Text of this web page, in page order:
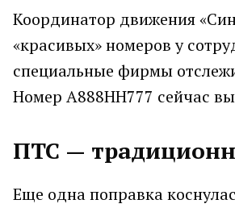
Координатор движения
«красивых» номеров у
специальные фирмы
Номер А888НН777 сейчас
ПТС —
Еще одна поправка